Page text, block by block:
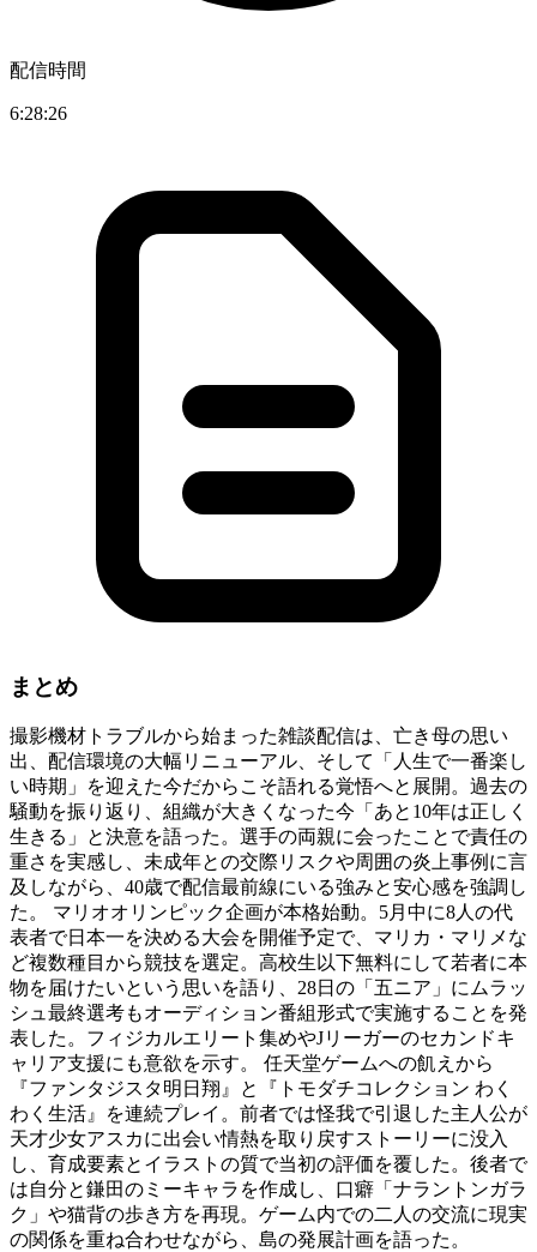
配信時間
6:28:26
まとめ
撮影機材トラブルから始まった雑談配信は、亡き母の思い
出、配信環境の大幅リニューアル、そして「人生で一番楽し
い時期」を迎えた今だからこそ語れる覚悟へと展開。過去の
騒動を振り返り、組織が大きくなった今「あと10年は正しく
生きる」と決意を語った。選手の両親に会ったことで責任の
重さを実感し、未成年との交際リスクや周囲の炎上事例に言
及しながら、40歳で配信最前線にいる強みと安心感を強調し
た。 マリオオリンピック企画が本格始動。5月中に8人の代
表者で日本一を決める大会を開催予定で、マリカ・マリメな
ど複数種目から競技を選定。高校生以下無料にして若者に本
物を届けたいという思いを語り、28日の「五ニア」にムラッ
シュ最終選考もオーディション番組形式で実施することを発
表した。フィジカルエリート集めやJリーガーのセカンドキ
ャリア支援にも意欲を示す。 任天堂ゲームへの飢えから
『ファンタジスタ明日翔』と『トモダチコレクション わく
わく生活』を連続プレイ。前者では怪我で引退した主人公が
天才少女アスカに出会い情熱を取り戻すストーリーに没入
し、育成要素とイラストの質で当初の評価を覆した。後者で
は自分と鎌田のミーキャラを作成し、口癖「ナラントンガラ
ク」や猫背の歩き方を再現。ゲーム内での二人の交流に現実
の関係を重ね合わせながら、島の発展計画を語った。